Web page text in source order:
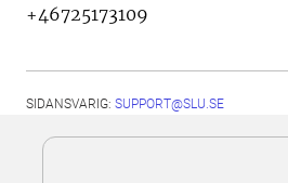
+46725173109
SIDANSVARIG: SUPPORT@SLU.SE